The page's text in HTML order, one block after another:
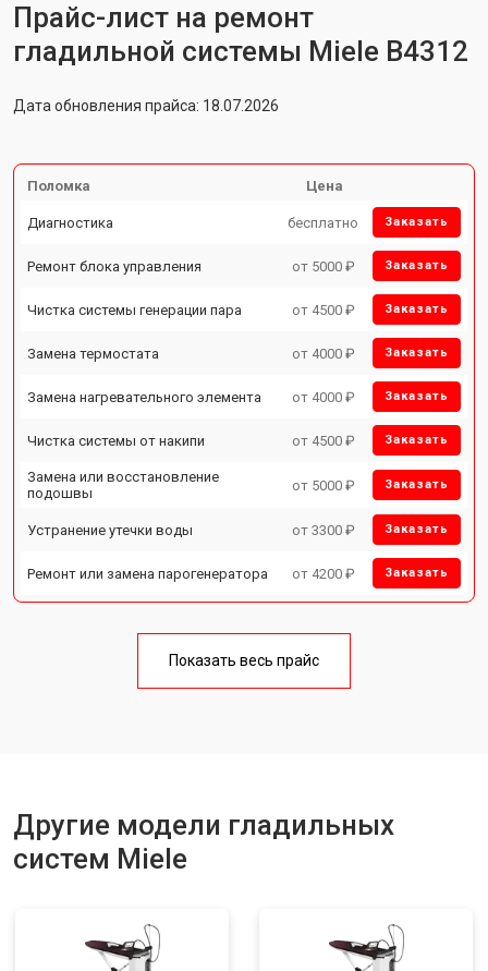
Прайс-лист на ремонт
гладильной системы Miele B4312
Дата обновления прайса: 18.07.2026
Поломка Цена
Диагностика бесплатно Заказать
Ремонт блока управления от 5000 ₽ Заказать
Чистка системы генерации пара от 4500 ₽ Заказать
Замена термостата от 4000 ₽ Заказать
Замена нагревательного элемента от 4000 ₽ Заказать
Чистка системы от накипи от 4500 ₽ Заказать
Замена или восстановление
подошвы
от 5000 ₽ Заказать
Устранение утечки воды от 3300 ₽ Заказать
Ремонт или замена парогенератора от 4200 ₽ Заказать
Показать весь прайс
Другие модели гладильных
систем Miele